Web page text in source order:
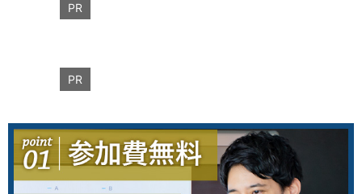
PR
PR